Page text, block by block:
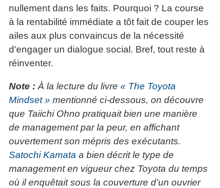
nullement dans les faits. Pourquoi ? La course
à la rentabilité immédiate a tôt fait de couper les
ailes aux plus convaincus de la nécessité
d'engager un dialogue social. Bref, tout reste à
réinventer.
Note : À la lecture du livre « The Toyota
Mindset » mentionné ci-dessous, on découvre
que Taiichi Ohno pratiquait bien une manière
de management par la peur, en affichant
ouvertement son mépris des exécutants.
Satochi Kamata a bien décrit le type de
management en vigueur chez Toyota du temps
où il enquêtait sous la couverture d’un ouvrier